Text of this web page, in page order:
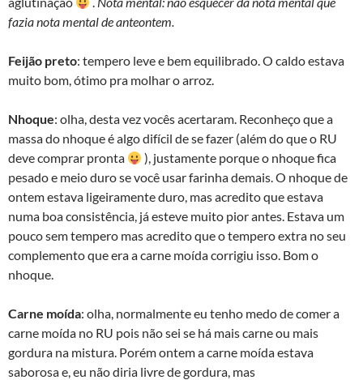
fazia nota mental de anteontem.
Feijão preto: tempero leve e bem equilibrado. O caldo estava
muito bom, ótimo pra molhar o arroz.
Nhoque: olha, desta vez vocês acertaram. Reconheço que a
massa do nhoque é algo difícil de se fazer (além do que o RU
deve comprar pronta
), justamente porque o nhoque fica
pesado e meio duro se você usar farinha demais. O nhoque de
ontem estava ligeiramente duro, mas acredito que estava
numa boa consistência, já esteve muito pior antes. Estava um
pouco sem tempero mas acredito que o tempero extra no seu
complemento que era a carne moída corrigiu isso. Bom o
nhoque.
Carne moída: olha, normalmente eu tenho medo de comer a
carne moída no RU pois não sei se há mais carne ou mais
gordura na mistura. Porém ontem a carne moída estava
saborosa e, eu não diria livre de gordura, mas